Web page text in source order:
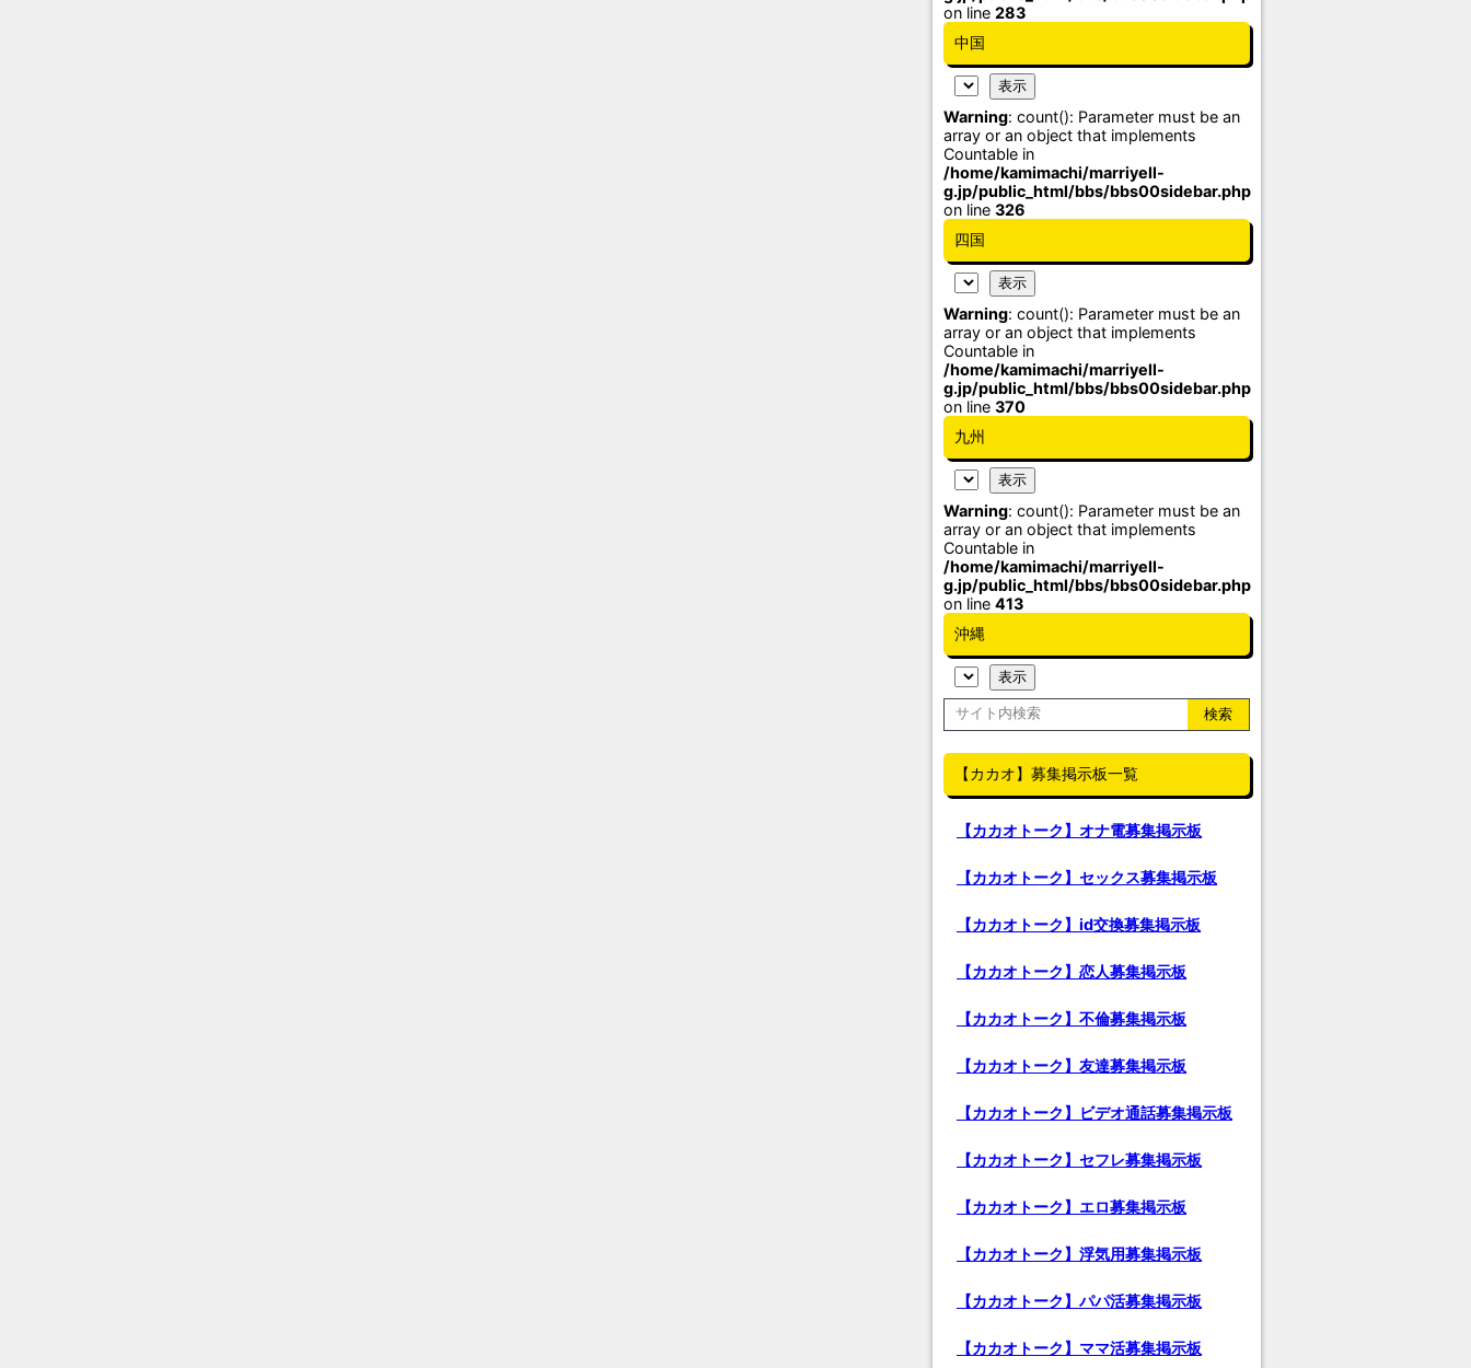
on line 283
中国
Warning: count(): Parameter must be an
array or an object that implements
Countable in
/home/kamimachi/marriyell-
g.jp/public_html/bbs/bbs00sidebar.php
on line 326
四国
Warning: count(): Parameter must be an
array or an object that implements
Countable in
/home/kamimachi/marriyell-
g.jp/public_html/bbs/bbs00sidebar.php
on line 370
九州
Warning: count(): Parameter must be an
array or an object that implements
Countable in
/home/kamimachi/marriyell-
g.jp/public_html/bbs/bbs00sidebar.php
on line 413
沖縄
【カカオ】募集掲示板一覧
【カカオトーク】オナ電募集掲示板
【カカオトーク】セックス募集掲示板
【カカオトーク】id交換募集掲示板
【カカオトーク】恋人募集掲示板
【カカオトーク】不倫募集掲示板
【カカオトーク】友達募集掲示板
【カカオトーク】ビデオ通話募集掲示板
【カカオトーク】セフレ募集掲示板
【カカオトーク】エロ募集掲示板
【カカオトーク】浮気用募集掲示板
【カカオトーク】パパ活募集掲示板
【カカオトーク】ママ活募集掲示板